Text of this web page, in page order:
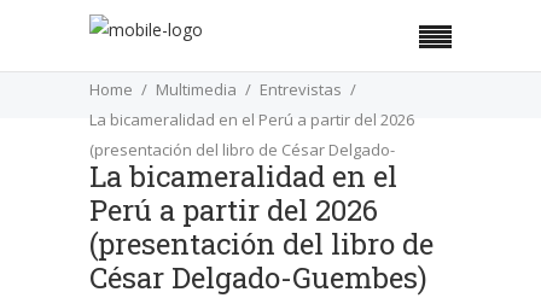
Home Multimedia
Entrevistas
La bicameralidad en el Perú a partir del 2026
(presentación del libro de César Delgado-
Guembes)
La bicameralidad en el
Perú a partir del 2026
(presentación del libro de
César Delgado-Guembes)